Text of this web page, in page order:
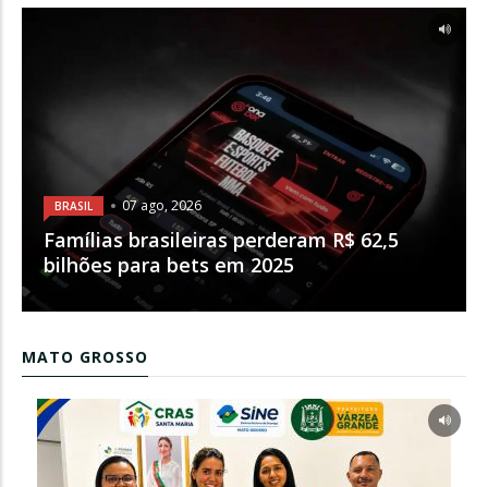
entregadores
BRASIL 07 ago, 2026
Famílias brasileiras perderam R$ 62,5
bilhões para bets em 2025
MATO GROSSO